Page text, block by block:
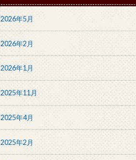
2026年5月
2026年2月
2026年1月
2025年11月
2025年4月
2025年2月